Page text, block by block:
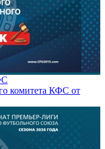
комитета КФС от